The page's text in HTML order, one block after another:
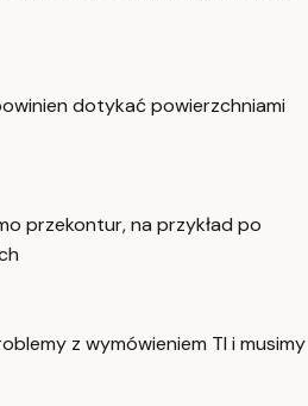
dotykać powierzchniami
przekontur, na przykład po
z wymówieniem TI i musimy